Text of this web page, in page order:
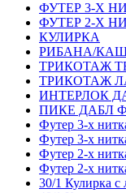
ФУТЕР 3-Х
ФУТЕР 2-Х
КУЛИРКА
РИБАНА/
ТРИКОТАЖ
ТРИКОТАЖ
ИНТЕРЛОК
ПИКЕ ДАБЛ
Футер 3-х
Футер 3-х
Футер 2-х
Футер 2-х
30/1 Кулирка с